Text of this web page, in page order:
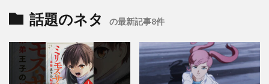
話題のネタ の最新記事8件